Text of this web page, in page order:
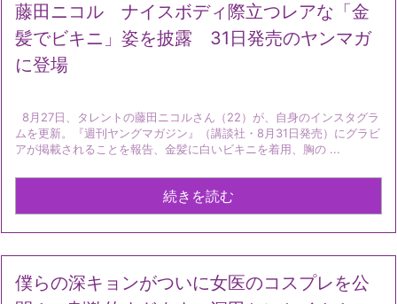
藤田ニコル ナイスボディ際立つレアな「金
髪でビキニ」姿を披露 31日発売のヤンマガ
に登場
8月27日、タレントの藤田ニコルさん（22）が、自身のインスタグラ
ムを更新。『週刊ヤングマガジン』（講談社・8月31日発売）にグラビ
アが掲載されることを報告、金髪に白いビキニを着用、胸の ...
続きを読む
僕らの深キョンがついに女医のコスプレを公